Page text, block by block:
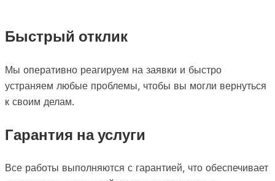
Быстрый отклик
Мы оперативно реагируем на заявки и быстро
устраняем любые проблемы, чтобы вы могли вернуться
к своим делам.
Гарантия на услуги
Все работы выполняются с гарантией, что обеспечивает